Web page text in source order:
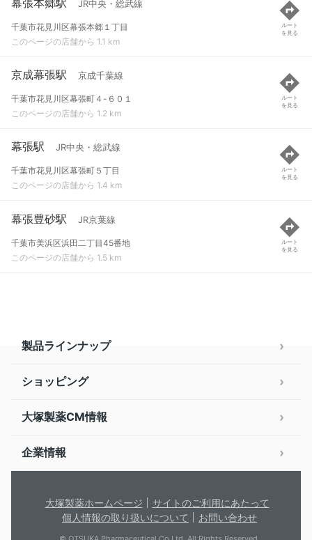
JR中央・総武線
千葉市花見川区幕張本郷１丁目
このページの店舗から 1.1 km
ルート
を見る
京成幕張駅 京成千葉線
千葉市花見川区幕張町４-６０１
このページの店舗から 1.2 km
ルート
を見る
幕張駅 JR中央・総武線
千葉市花見川区幕張町５丁目
このページの店舗から 1.4 km
ルート
を見る
幕張豊砂駅 JR京葉線
千葉市美浜区浜田二丁目45番地
このページの店舗から 1.5 km
ルート
を見る
製品ラインナップ
ショッピング
大塚製薬CM情報
企業情報
大塚製薬ホームページ
サイトのご利用にあたって
個人情報の取り扱いについて
お問い合わせ